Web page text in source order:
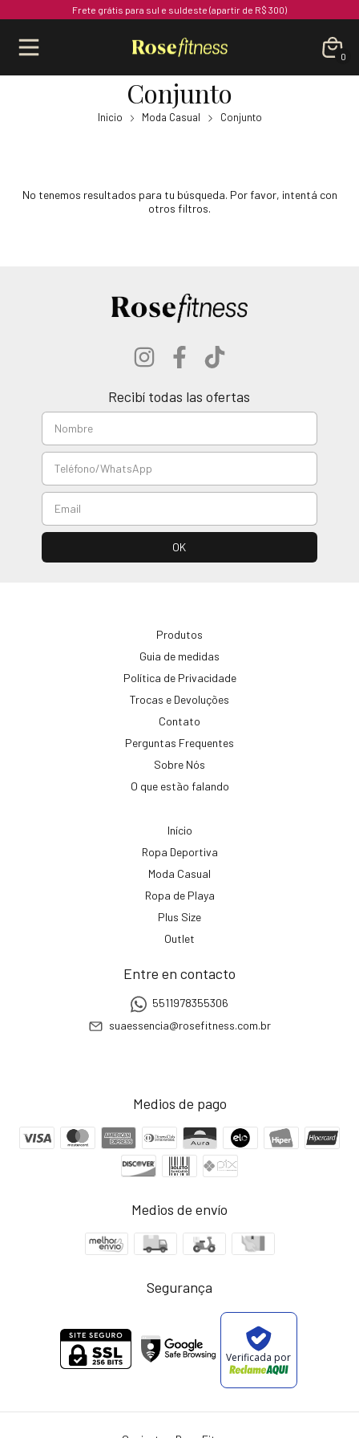
Frete grátis para sul e suldeste (apartir de R$ 300)
0
Conjunto
Inicio Moda Casual Conjunto
No tenemos resultados para tu búsqueda. Por favor, intentá con
otros filtros.
Recibí todas las ofertas
Produtos
Guia de medidas
Política de Privacidade
Trocas e Devoluções
Contato
Perguntas Frequentes
Sobre Nós
O que estão falando
Início
Ropa Deportiva
Moda Casual
Ropa de Playa
Plus Size
Outlet
Entre en contacto
5511978355306
suaessencia@rosefitness.com.br
Medios de pago
Medios de envío
Segurança
Verificada por